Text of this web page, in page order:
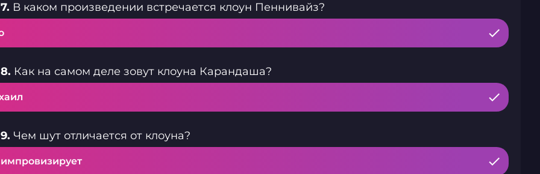
В каком произведении встречается клоун Пеннивайз?
Как на самом деле зовут клоуна Карандаша?
Чем шут отличается от клоуна?